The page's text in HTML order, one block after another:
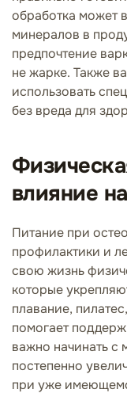
обработка может
минералов в
предпочтение
не жарке. Также
использовать
без вреда для
влияние
Питание при
профилактики и
свою жизнь
которые
плавание,
помогает
важно начинать с
постепенно
при уже